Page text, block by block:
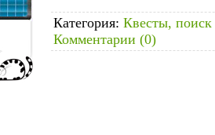
Категория: Квесты, поиск
Комментарии (0)